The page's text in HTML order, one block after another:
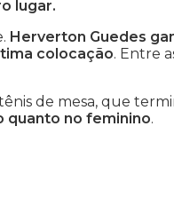
lugar.
Herverton Guedes
colocação. Entre
de mesa, que
quanto no feminino.